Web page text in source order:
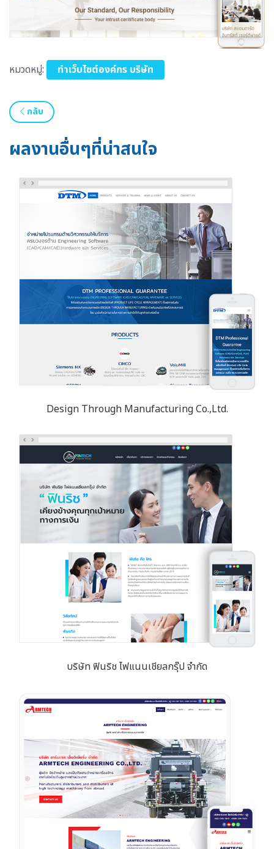
หมวดหมู่: ทำเว็บไซต์องค์กร บริษัท
กลับ
ผลงานอื่นๆที่น่าสนใจ
Design Through Manufacturing Co.,Ltd.
บริษัท ฟินริช ไฟแนนเชียลกรุ๊ป จำกัด